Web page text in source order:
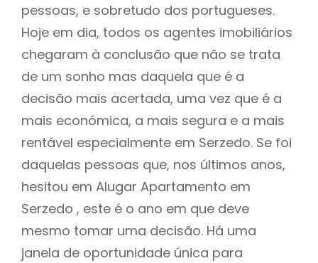
pessoas, e sobretudo dos portugueses.
Hoje em dia, todos os agentes imobiliários
chegaram à conclusão que não se trata
de um sonho mas daquela que é a
decisão mais acertada, uma vez que é a
mais económica, a mais segura e a mais
rentável especialmente em Serzedo. Se foi
daquelas pessoas que, nos últimos anos,
hesitou em Alugar Apartamento em
Serzedo , este é o ano em que deve
mesmo tomar uma decisão. Há uma
janela de oportunidade única para